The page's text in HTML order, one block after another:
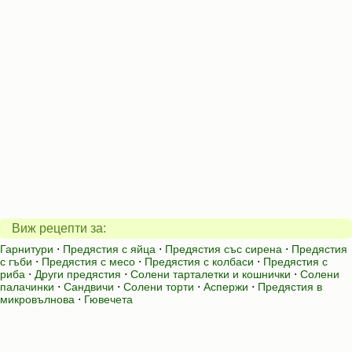
Виж рецепти за:
Гарнитури ⋅ Предястия с яйца ⋅ Предястия със сирена ⋅ Предястия
с гъби ⋅ Предястия с месо ⋅ Предястия с колбаси ⋅ Предястия с
риба ⋅ Други предястия ⋅ Солени тарталетки и кошнички ⋅ Солени
палачинки ⋅ Сандвичи ⋅ Солени торти ⋅ Аспержи ⋅ Предястия в
микровълнова ⋅ Гювечета